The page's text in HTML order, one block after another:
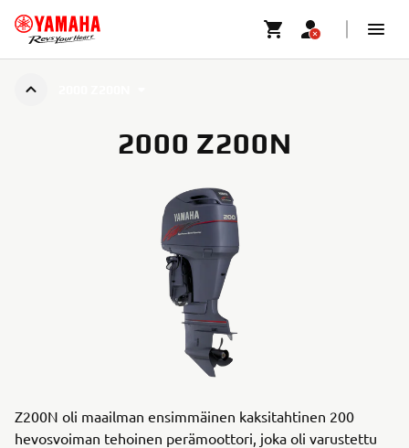
2000 Z200N
Z200N oli maailman ensimmäinen kaksitahtinen 200
hevosvoiman tehoinen perämoottori, joka oli varustettu